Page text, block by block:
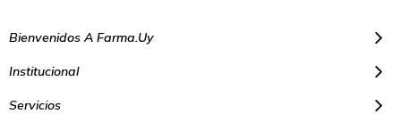
Bienvenidos A Farma.uy
Institucional
Servicios